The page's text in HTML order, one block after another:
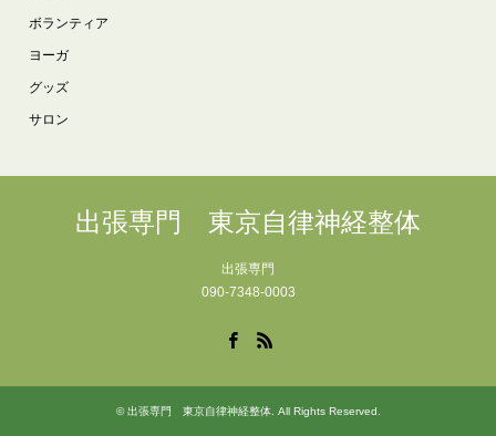
ボランティア
ヨーガ
グッズ
サロン
出張専門 東京自律神経整体
出張専門
090-7348-0003
©出張専門 東京自律神経整体. All Rights Reserved.